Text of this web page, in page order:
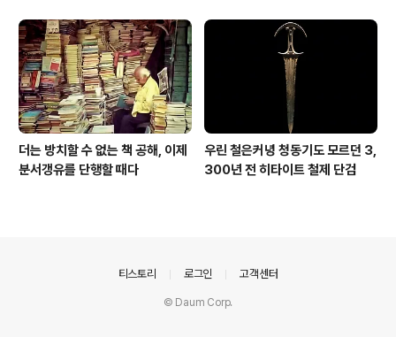
더는 방치할 수 없는 책 공해, 이제
분서갱유를 단행할 때다
우린 철은커녕 청동기도 모르던 3,
300년 전 히타이트 철제 단검
티스토리 로그인 고객센터
© Daum Corp.